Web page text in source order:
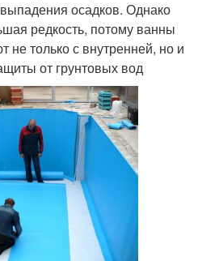
осадков. Однако
редкость, потому ванны
не только с внутренней, но и
от грунтовых вод